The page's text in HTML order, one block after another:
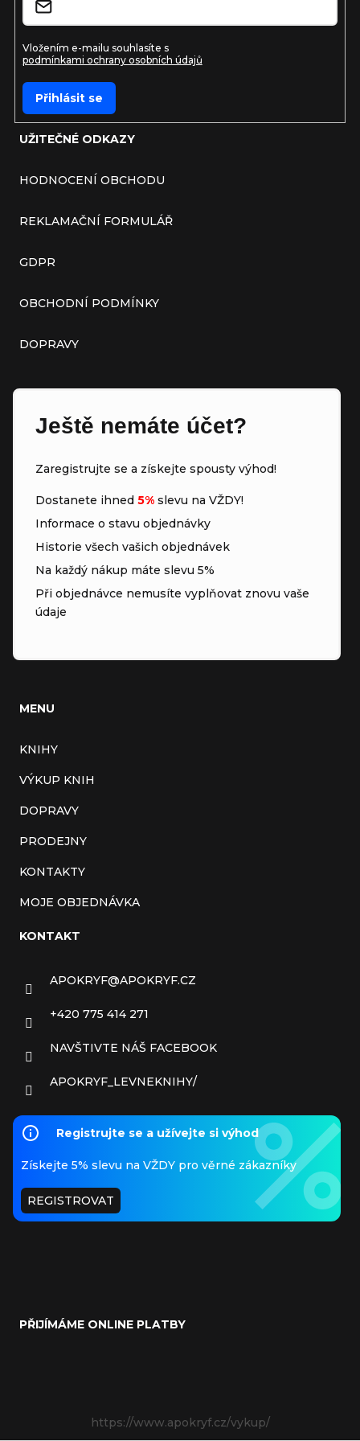
UŽITEČNÉ ODKAZY
HODNOCENÍ OBCHODU
REKLAMAČNÍ FORMULÁŘ
GDPR
OBCHODNÍ PODMÍNKY
DOPRAVY
Ještě nemáte účet?
Zaregistrujte se a získejte spousty výhod!
Dostanete ihned 5% slevu na VŽDY!
Informace o stavu objednávky
Historie všech vašich objednávek
Na každý nákup máte slevu 5%
Při objednávce nemusíte vyplňovat znovu vaše
údaje
MENU
KNIHY
VÝKUP KNIH
DOPRAVY
PRODEJNY
KONTAKTY
MOJE OBJEDNÁVKA
Vložením e-mailu souhlasíte s
podmínkami ochrany osobních údajů
Přihlásit se
KONTAKT
APOKRYF@APOKRYF.CZ
+420 775 414 271
NAVŠTIVTE NÁŠ FACEBOOK
APOKRYF_LEVNEKNIHY/
Registrujte se a užívejte si výhod
Získejte 5% slevu na VŽDY pro věrné zákazníky
REGISTROVAT
PŘIJÍMÁME ONLINE PLATBY
https://www.apokryf.cz/vykup/